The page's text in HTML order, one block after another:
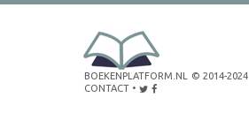
BOEKENPLATFORM.NL © 2014-2024
CONTACT •